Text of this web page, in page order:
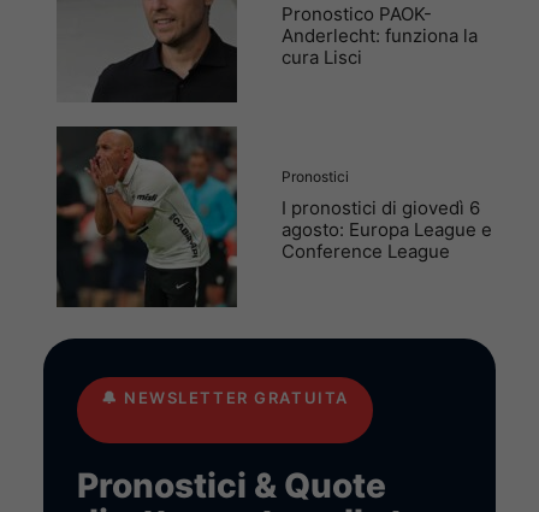
Pronostico PAOK-
Anderlecht: funziona la
cura Lisci
Pronostici
I pronostici di giovedì 6
agosto: Europa League e
Conference League
🔔 NEWSLETTER GRATUITA
Pronostici & Quote